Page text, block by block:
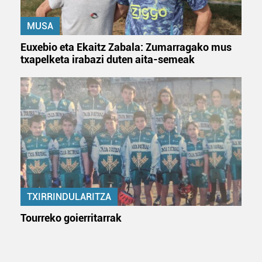
MUSA
Euxebio eta Ekaitz Zabala: Zumarragako mus
txapelketa irabazi duten aita-semeak
TXIRRINDULARITZA
Tourreko goierritarrak